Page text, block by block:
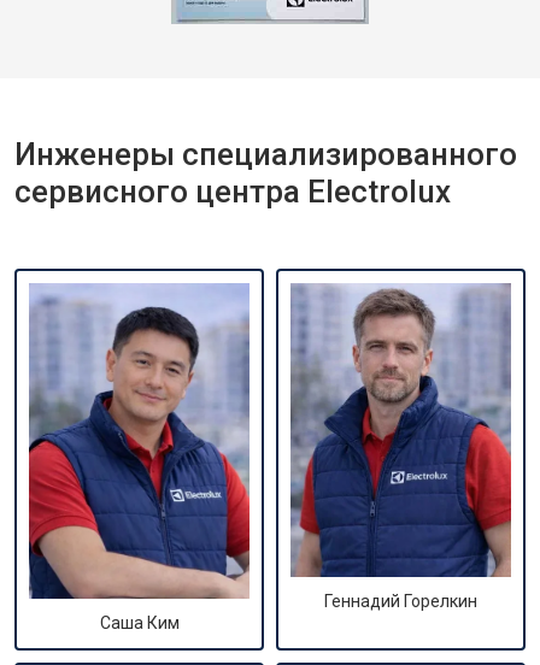
Инженеры специализированного
сервисного центра Electrolux
Саша Ким
Геннадий Горелкин